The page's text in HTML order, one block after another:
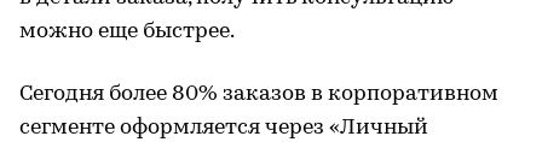
можно еще быстрее.
Сегодня более 80% заказов в корпоративном
сегменте оформляется через «Личный